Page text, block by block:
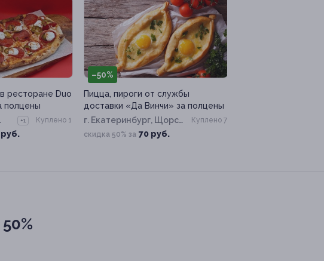
ресторане Duo
полцены
+1 Куплено 1
–50%
Пицца, пироги от службы
доставки «Да Винчи» за полцены
г. Екатеринбург, Щорса
ул, д. 15
скидка 50% за 70 руб.
Куплено 7